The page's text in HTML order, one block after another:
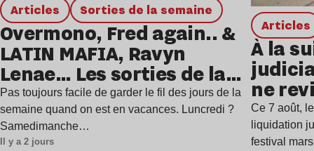
Articles Sorties de la semaine
Overmono, Fred again.. &
LATIN MAFIA, Ravyn
Lenae… Les sorties de la
semaine
Pas toujours facile de garder le fil des jours de la
semaine quand on est en vacances. Luncredi ?
Samedimanche…
Il y a 2 jours
Articles
À la
ne
Ce 7 août,
liquidation
festival